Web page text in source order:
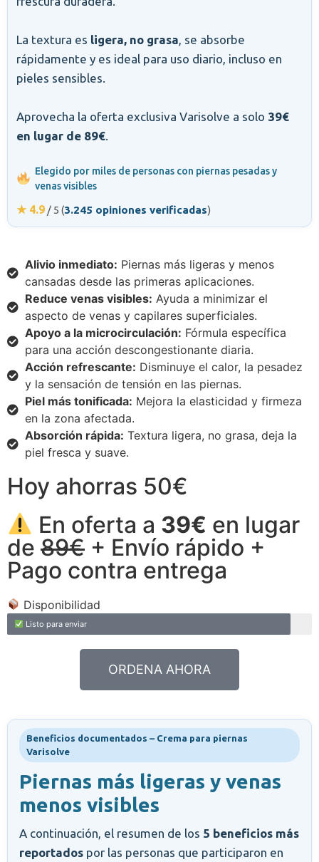
La textura es ligera, no grasa, se absorbe
rápidamente y es ideal para uso diario, incluso en
pieles sensibles.
Aprovecha la oferta exclusiva Varisolve a solo 39€
en lugar de 89€.
Elegido por miles de personas con piernas pesadas y
venas visibles
★ 4.9 / 5 (3.245 opiniones verificadas)
Alivio inmediato: Piernas más ligeras y menos
cansadas desde las primeras aplicaciones.
Reduce venas visibles: Ayuda a minimizar el
aspecto de venas y capilares superficiales.
Apoyo a la microcirculación: Fórmula específica
para una acción descongestionante diaria.
Acción refrescante: Disminuye el calor, la pesadez
y la sensación de tensión en las piernas.
Piel más tonificada: Mejora la elasticidad y firmeza
en la zona afectada.
Absorción rápida: Textura ligera, no grasa, deja la
piel fresca y suave.
Hoy ahorras 50€
En oferta a 39€ en lugar
de 89€ + Envío rápido +
Pago contra entrega
Disponibilidad
Listo para enviar
ORDENA AHORA
Beneficios documentados – Crema para piernas
Varisolve
Piernas más ligeras y venas
menos visibles
A continuación, el resumen de los 5 beneficios más
reportados por las personas que participaron en